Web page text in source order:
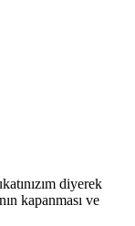
diyerek
kapanması ve